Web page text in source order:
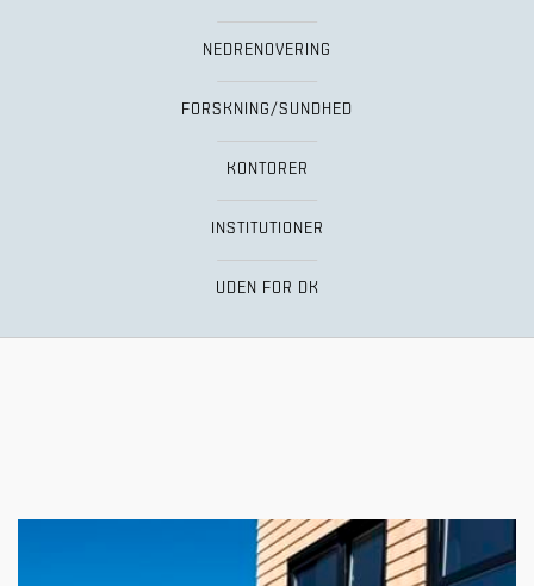
NEDRENOVERING
FORSKNING/SUNDHED
KONTORER
INSTITUTIONER
UDEN FOR DK